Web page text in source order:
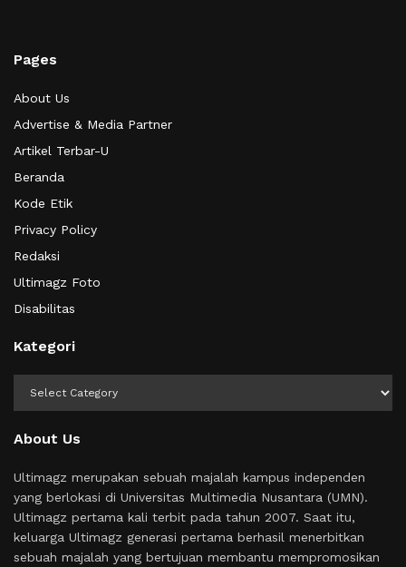
Pages
About Us
Advertise & Media Partner
Artikel Terbar-U
Beranda
Kode Etik
Privacy Policy
Redaksi
Ultimagz Foto
Disabilitas
Kategori
About Us
Ultimagz merupakan sebuah majalah kampus independen
yang berlokasi di Universitas Multimedia Nusantara (UMN).
Ultimagz pertama kali terbit pada tahun 2007. Saat itu,
keluarga Ultimagz generasi pertama berhasil menerbitkan
sebuah majalah yang bertujuan membantu mempromosikan